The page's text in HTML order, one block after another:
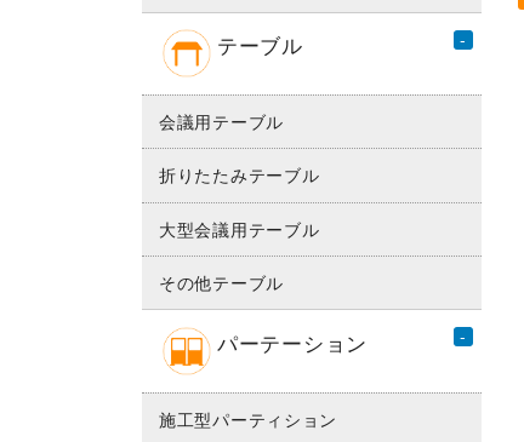
テーブル
会議用テーブル
折りたたみテーブル
大型会議用テーブル
その他テーブル
パーテーション
施工型パーティション